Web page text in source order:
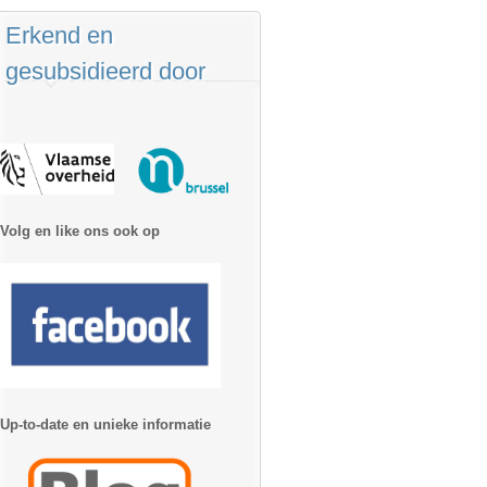
Erkend en
gesubsidieerd door
Volg en like ons ook op
Up-to-date en unieke informatie